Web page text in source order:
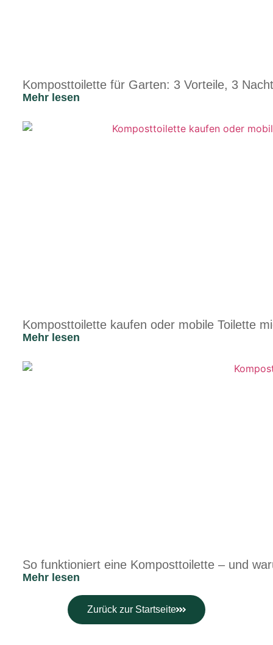
Komposttoilette für Garten: 3 Vorteile, 3
Mehr lesen
Komposttoilette kaufen oder mobile Toilette
Mehr lesen
So funktioniert eine Komposttoilette – und
Mehr lesen
Zurück zur Startseite